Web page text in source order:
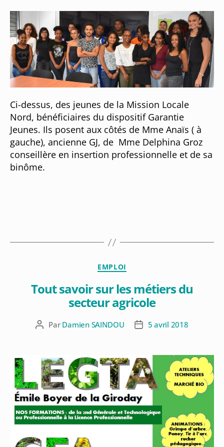
Ci-dessus, des jeunes de la Mission Locale
Nord, bénéficiaires du dispositif Garantie
Jeunes. Ils posent aux côtés de Mme Anaïs ( à
gauche), ancienne GJ, de Mme Delphina Groz
conseillère en insertion professionnelle et de sa
binôme.
EMPLOI
Tout savoir sur les métiers du
secteur agricole
Par Damien SAINDOU 5 avril 2018